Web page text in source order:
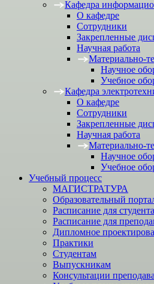
Кафедра
О кафедре
Сотрудники
Закрепленные
Научная работа
Материально-
Научное
Учебное
Кафедра
О кафедре
Сотрудники
Закрепленные
Научная работа
Материально-
Научное
Учебное
Учебный процесс
МАГИСТРАТУРА
Образовательный
Расписание для студента
Расписание для
Дипломное
Практики
Студентам
Выпускникам
Консультации